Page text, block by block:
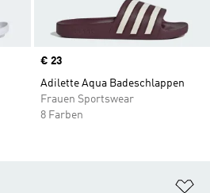
Price
€ 23
Adilette Aqua Badeschlappen
Frauen Sportswear
8 Farben